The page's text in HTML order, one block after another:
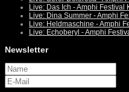
Live: Das Ich - Amphi Festival
Live: Dina Summer - Amphi
Live: Heldmaschine - Amphi
Live: Echoberyl - Amphi
Newsletter